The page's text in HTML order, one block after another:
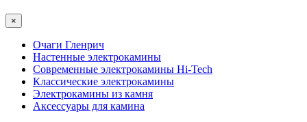
×
Очаги Гленрич
Настенные электрокамины
Современные электрокамины Hi-Tech
Классические электрокамины
Электрокамины из камня
Аксессуары для камина